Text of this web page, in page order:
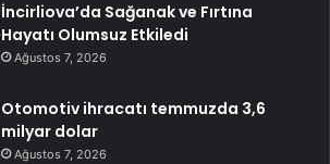
İncirliova’da Sağanak ve Fırtına
Hayatı Olumsuz Etkiledi
Ağustos 7, 2026
Otomotiv ihracatı temmuzda 3,6
milyar dolar
Ağustos 7, 2026